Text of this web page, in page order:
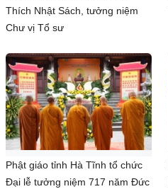
Thích Nhật Sách, tưởng niệm
Chư vị Tổ sư
Phật giáo tỉnh Hà Tĩnh tổ chức
Đại lễ tưởng niệm 717 năm Đức